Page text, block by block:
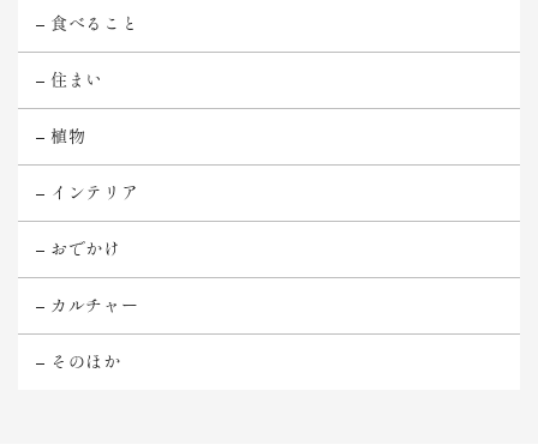
食べること
住まい
植物
インテリア
おでかけ
カルチャー
そのほか